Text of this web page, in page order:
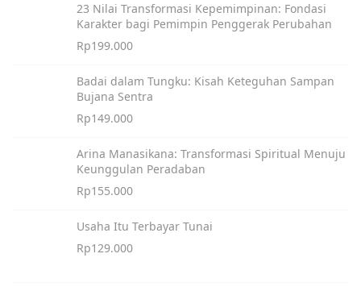
23 Nilai Transformasi Kepemimpinan: Fondasi
Karakter bagi Pemimpin Penggerak Perubahan
Rp199.000
Badai dalam Tungku: Kisah Keteguhan Sampan
Bujana Sentra
Rp149.000
Arina Manasikana: Transformasi Spiritual Menuju
Keunggulan Peradaban
Rp155.000
Usaha Itu Terbayar Tunai
Rp129.000